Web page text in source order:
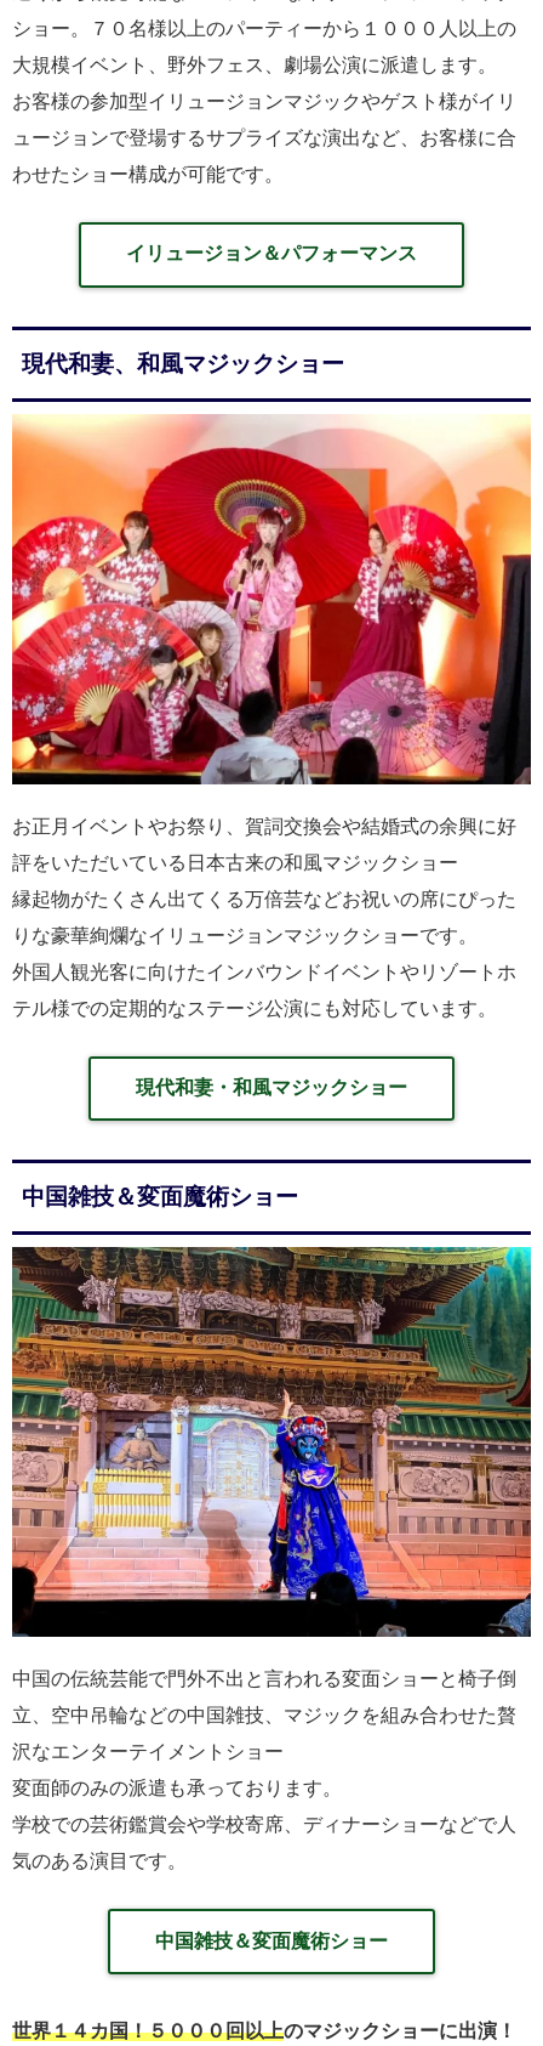
ショー。７０名様以上のパーティーから１０００人以上の
大規模イベント、野外フェス、劇場公演に派遣します。
お客様の参加型イリュージョンマジックやゲスト様がイリ
ュージョンで登場するサプライズな演出など、お客様に合
わせたショー構成が可能です。
イリュージョン＆パフォーマンス
現代和妻、和風マジックショー
お正月イベントやお祭り、賀詞交換会や結婚式の余興に好
評をいただいている日本古来の和風マジックショー
縁起物がたくさん出てくる万倍芸などお祝いの席にぴった
りな豪華絢爛なイリュージョンマジックショーです。
外国人観光客に向けたインバウンドイベントやリゾートホ
テル様での定期的なステージ公演にも対応しています。
現代和妻・和風マジックショー
中国雑技＆変面魔術ショー
中国の伝統芸能で門外不出と言われる変面ショーと椅子倒
立、空中吊輪などの中国雑技、マジックを組み合わせた贅
沢なエンターテイメントショー
変面師のみの派遣も承っております。
学校での芸術鑑賞会や学校寄席、ディナーショーなどで人
気のある演目です。
中国雑技＆変面魔術ショー
世界１４カ国！５０００回以上のマジックショーに出演！